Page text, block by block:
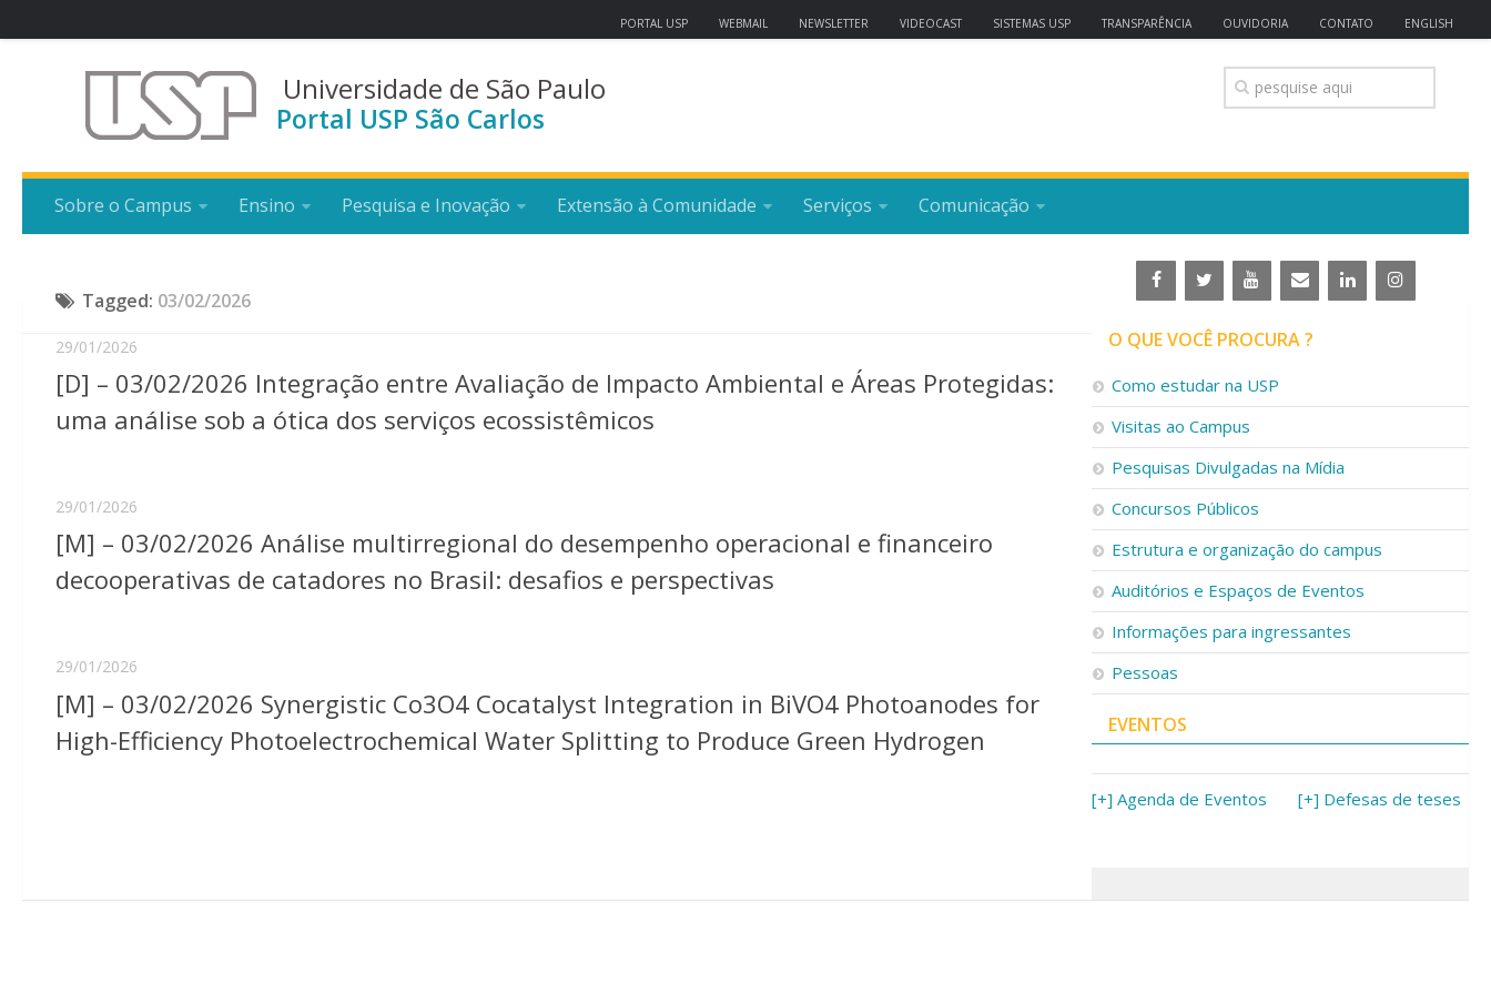
PORTAL USP WEBMAIL NEWSLETTER VIDEOCAST SISTEMAS USP TRANSPARÊNCIA OUVIDORIA CONTATO ENGLISH
Universidade de São Paulo
Portal USP São Carlos
Sobre o Campus Ensino Pesquisa e Inovação Extensão à Comunidade Serviços Comunicação
Tagged: 03/02/2026
29/01/2026
[D] – 03/02/2026 Integração entre Avaliação de Impacto Ambiental e Áreas Protegidas:
uma análise sob a ótica dos serviços ecossistêmicos
29/01/2026
[M] – 03/02/2026 Análise multirregional do desempenho operacional e financeiro
decooperativas de catadores no Brasil: desafios e perspectivas
29/01/2026
[M] – 03/02/2026 Synergistic Co3O4 Cocatalyst Integration in BiVO4 Photoanodes for
High-Efficiency Photoelectrochemical Water Splitting to Produce Green Hydrogen
O QUE VOCÊ PROCURA ?
Como estudar na USP
Visitas ao Campus
Pesquisas Divulgadas na Mídia
Concursos Públicos
Estrutura e organização do campus
Auditórios e Espaços de Eventos
Informações para ingressantes
Pessoas
EVENTOS
[+] Agenda de Eventos [+] Defesas de teses